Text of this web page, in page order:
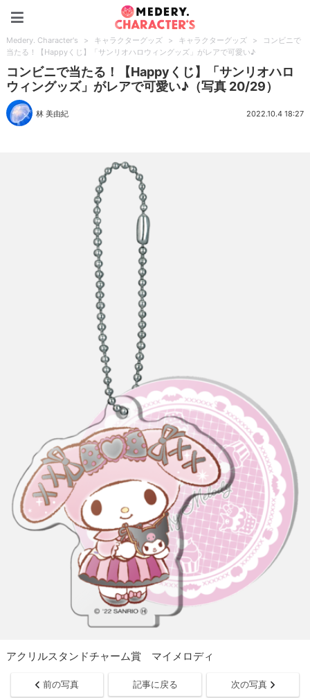
Medery. Character's > キャラクターグッズ > キャラクターグッズ >
コンビニで
当たる！【Happyくじ】「サンリオハロウィングッズ」がレアで可愛い♪
コンビニで当たる！【Happyくじ】「サンリオハロ
ウィングッズ」がレアで可愛い♪（写真 20/29）
林 美由紀 2022.10.4 18:27
アクリルスタンドチャーム賞 マイメロディ
前の写真 記事に戻る 次の写真